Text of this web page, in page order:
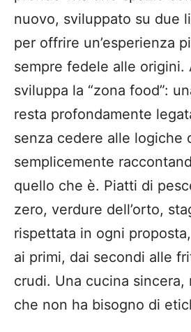
nuovo, sviluppato su due
per offrire un’esperienza
sempre fedele alle origini.
sviluppa la “zona food”:
resta profondamente
senza cedere alle logiche
semplicemente
quello che è. Piatti di
zero, verdure dell’orto,
rispettata in ogni
ai primi, dai secondi alle
crudi. Una cucina sincera,
che non ha bisogno di